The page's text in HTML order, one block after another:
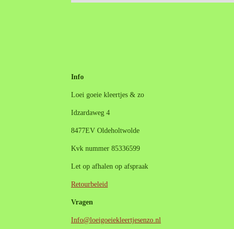
Info
Loei goeie kleertjes & zo
Idzardaweg 4
8477EV Oldeholtwolde
Kvk nummer 85336599
Let op afhalen op afspraak
Retourbeleid
Vragen
Info@loeigoeiekleertjesenzo.nl